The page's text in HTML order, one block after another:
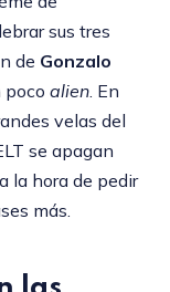
sus tres
de Gonzalo
poco alien. En
velas del
se apagan
la hora de pedir
más.